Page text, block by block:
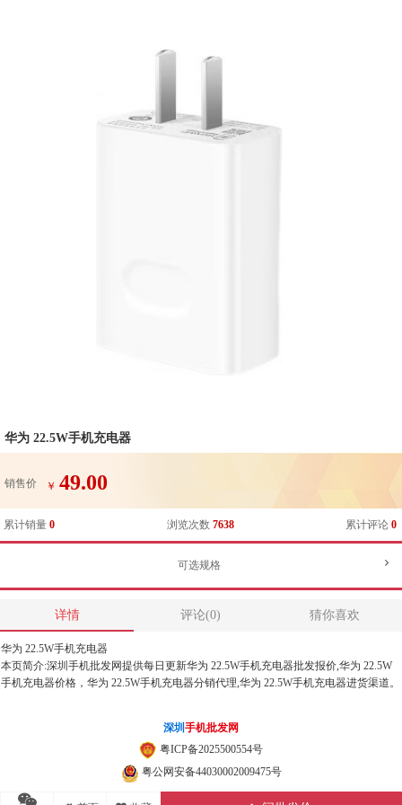
华为 22.5W手机充电器
销售价 ￥ 49.00
累计销量 0 浏览次数 7638 累计评论 0
可选规格
详情 评论(0) 猜你喜欢
华为 22.5W手机充电器
本页简介:深圳手机批发网提供每日更新华为 22.5W手机充电器批发报价,华为 22.5W
手机充电器价格，华为 22.5W手机充电器分销代理,华为 22.5W手机充电器进货渠道。
深圳 手机批发网
粤ICP备2025500554号
粤公网安备44030002009475号